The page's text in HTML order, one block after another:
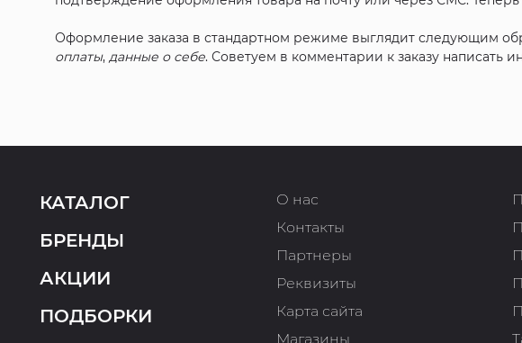
Оформление заказа в стандартном режиме выглядит следующим
оплаты,данные о себе. Советуем в комментарии к заказу
КАТАЛОГ
БРЕНДЫ
АКЦИИ
ПОДБОРКИ
О нас
Контакты
Партнеры
Реквизиты
Карта сайта
Магазины